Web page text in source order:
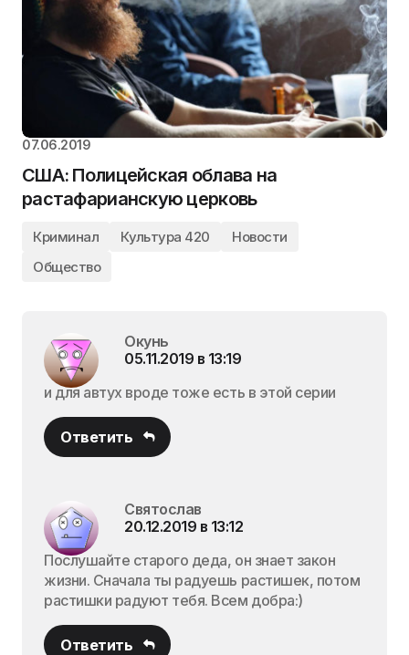
07.06.2019
США: Полицейская облава на
растафарианскую церковь
Криминал Культура 420
Новости
Общество
Окунь
05.11.2019 в 13:19
и для автух вроде тоже есть в этой серии
Ответить
Святослав
20.12.2019 в 13:12
Послушайте старого деда, он знает закон
жизни. Сначала ты радуешь растишек, потом
растишки радуют тебя. Всем добра:)
Ответить